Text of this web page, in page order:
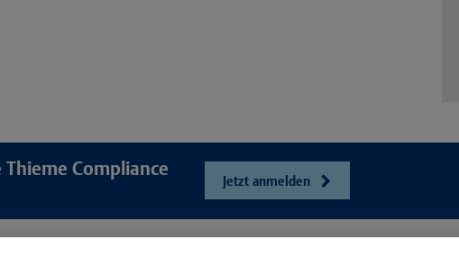
Compliance
Jetzt anmelden